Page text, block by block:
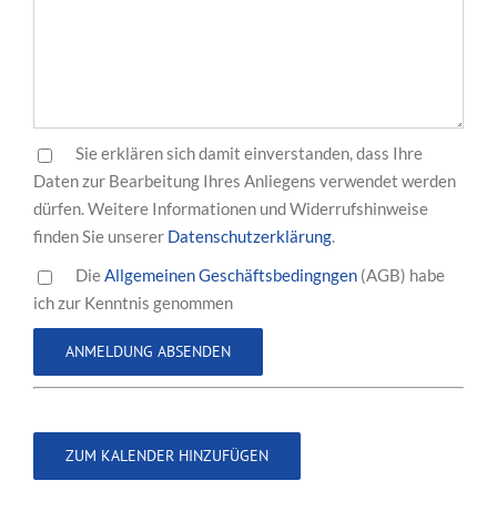
Sie erklären sich damit einverstanden, dass Ihre
Daten zur Bearbeitung Ihres Anliegens verwendet werden
dürfen. Weitere Informationen und Widerrufshinweise
finden Sie unserer Datenschutzerklärung.
DieAllgemeinen Geschäftsbedingngen (AGB) habe
ich zur Kenntnis genommen
ZUM KALENDER HINZUFÜGEN